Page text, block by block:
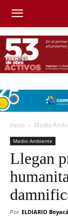
Inicio Medio
Medio Ambiente
Llegan
Por ELDIARIO Boyacá